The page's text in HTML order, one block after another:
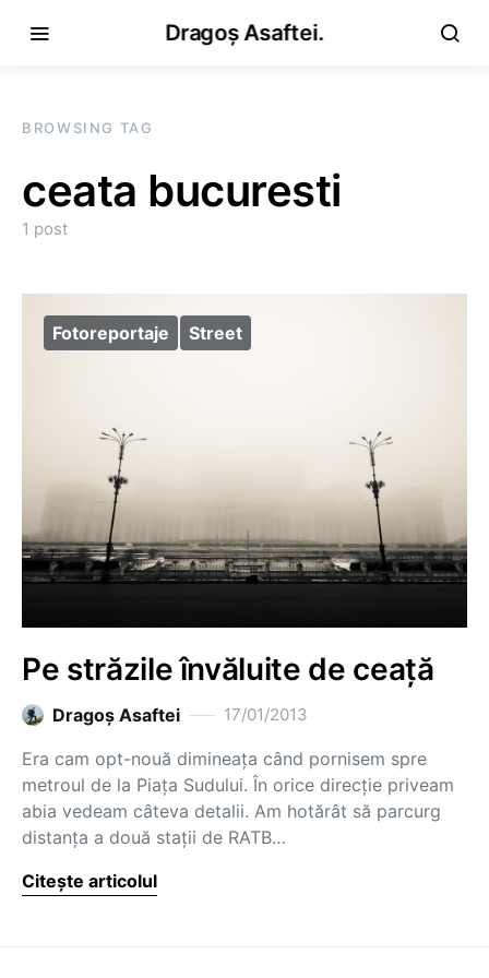
Dragoș Asaftei.
BROWSING TAG
ceata bucuresti
1 post
Fotoreportaje Street
Pe străzile învăluite de ceață
Dragoş Asaftei 17/01/2013
Era cam opt-nouă dimineața când pornisem spre
metroul de la Piața Sudului. În orice direcție priveam
abia vedeam câteva detalii. Am hotărât să parcurg
distanța a două stații de RATB…
Citește articolul